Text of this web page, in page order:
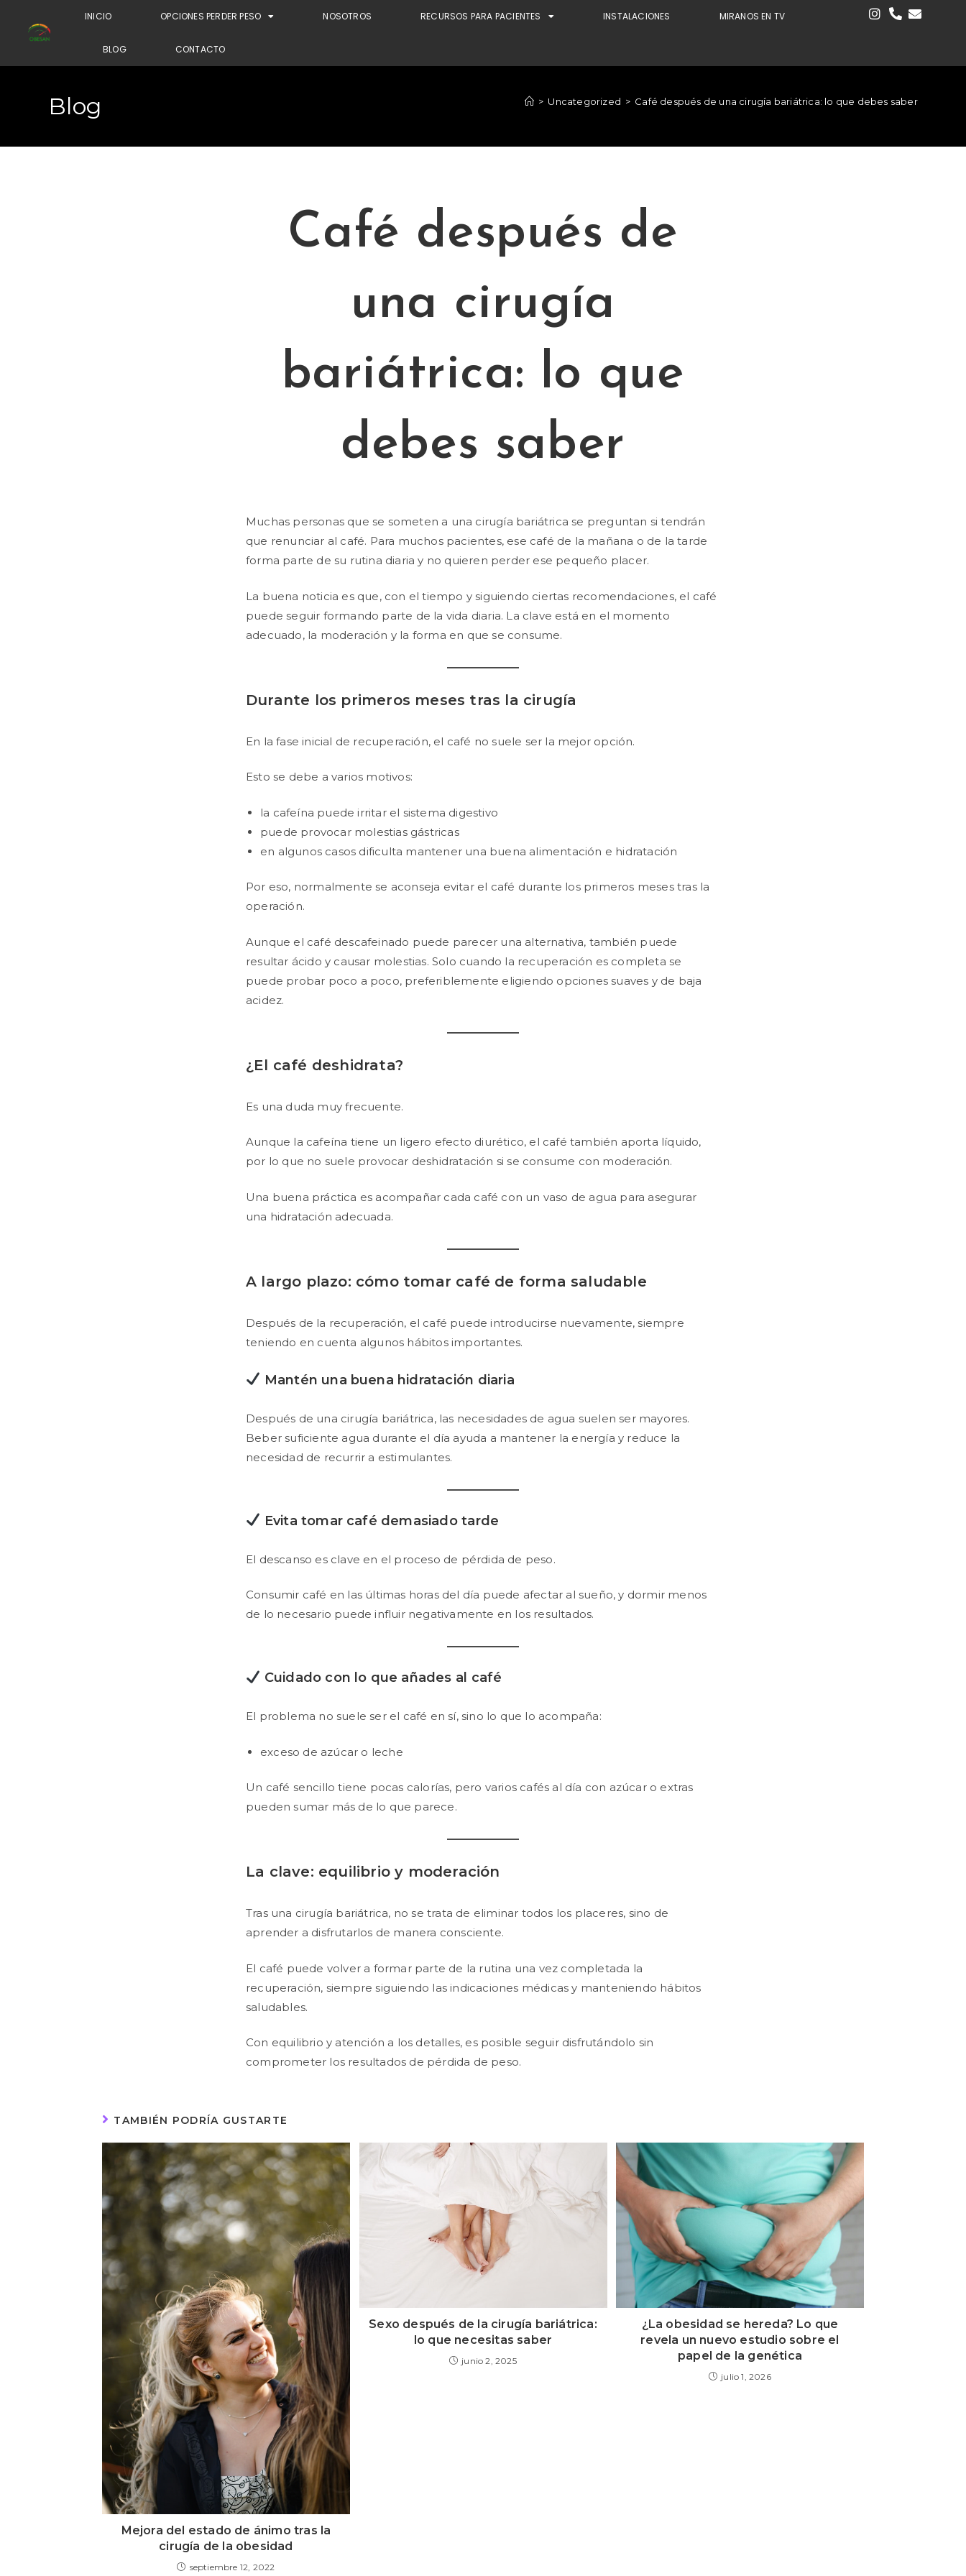
INICIO OPCIONES PERDER PESO NOSOTROS RECURSOS PARA PACIENTES INSTALACIONES MIRANOS EN TV
BLOG CONTACTO
Blog > Uncategorized > Café después de una cirugía bariátrica: lo que debes saber
Café después de
una cirugía
bariátrica: lo que
debes saber
Muchas personas que se someten a una cirugía bariátrica se preguntan si tendrán
que renunciar al café. Para muchos pacientes, ese café de la mañana o de la tarde
forma parte de su rutina diaria y no quieren perder ese pequeño placer.
La buena noticia es que, con el tiempo y siguiendo ciertas recomendaciones, el café
puede seguir formando parte de la vida diaria. La clave está en el momento
adecuado, la moderación y la forma en que se consume.
Durante los primeros meses tras la cirugía
En la fase inicial de recuperación, el café no suele ser la mejor opción.
Esto se debe a varios motivos:
la cafeína puede irritar el sistema digestivo
puede provocar molestias gástricas
en algunos casos dificulta mantener una buena alimentación e hidratación
Por eso, normalmente se aconseja evitar el café durante los primeros meses tras la
operación.
Aunque el café descafeinado puede parecer una alternativa, también puede
resultar ácido y causar molestias. Solo cuando la recuperación es completa se
puede probar poco a poco, preferiblemente eligiendo opciones suaves y de baja
acidez.
¿El café deshidrata?
Es una duda muy frecuente.
Aunque la cafeína tiene un ligero efecto diurético, el café también aporta líquido,
por lo que no suele provocar deshidratación si se consume con moderación.
Una buena práctica es acompañar cada café con un vaso de agua para asegurar
una hidratación adecuada.
A largo plazo: cómo tomar café de forma saludable
Después de la recuperación, el café puede introducirse nuevamente, siempre
teniendo en cuenta algunos hábitos importantes.
Mantén una buena hidratación diaria
Después de una cirugía bariátrica, las necesidades de agua suelen ser mayores.
Beber suficiente agua durante el día ayuda a mantener la energía y reduce la
necesidad de recurrir a estimulantes.
Evita tomar café demasiado tarde
El descanso es clave en el proceso de pérdida de peso.
Consumir café en las últimas horas del día puede afectar al sueño, y dormir menos
de lo necesario puede influir negativamente en los resultados.
Cuidado con lo que añades al café
El problema no suele ser el café en sí, sino lo que lo acompaña:
exceso de azúcar o leche
Un café sencillo tiene pocas calorías, pero varios cafés al día con azúcar o extras
pueden sumar más de lo que parece.
La clave: equilibrio y moderación
Tras una cirugía bariátrica, no se trata de eliminar todos los placeres, sino de
aprender a disfrutarlos de manera consciente.
El café puede volver a formar parte de la rutina una vez completada la
recuperación, siempre siguiendo las indicaciones médicas y manteniendo hábitos
saludables.
Con equilibrio y atención a los detalles, es posible seguir disfrutándolo sin
comprometer los resultados de pérdida de peso.
TAMBIÉN PODRÍA GUSTARTE
Mejora del estado de ánimo tras la
cirugía de la obesidad
septiembre 12, 2022
Sexo después de la cirugía bariátrica:
lo que necesitas saber
junio 2, 2025
¿La obesidad se hereda? Lo que
revela un nuevo estudio sobre el
papel de la genética
julio 1, 2026